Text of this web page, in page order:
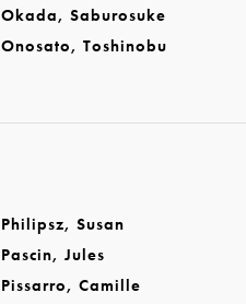
Okada, Saburosuke
Onosato, Toshinobu
Philipsz, Susan
Pascin, Jules
Pissarro, Camille